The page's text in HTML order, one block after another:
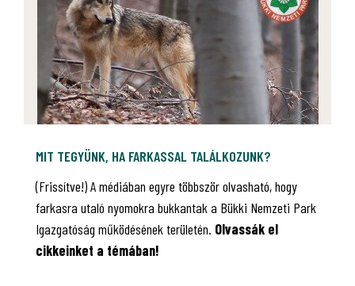
MIT TEGYÜNK, HA FARKASSAL TALÁLKOZUNK?
(Frissítve!) A médiában egyre többször olvasható, hogy
farkasra utaló nyomokra bukkantak a Bükki Nemzeti Park
Igazgatóság működésének területén. Olvassák el
cikkeinket a témában!